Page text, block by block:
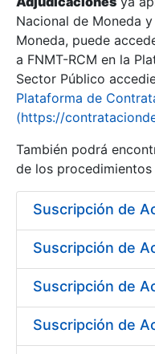
Show/Hide
Nacional de Moneda
Moneda, puede
a FNMT-RCM en la
Sector Público
Plataforma de
(https://
También podrá
de los procedimientos